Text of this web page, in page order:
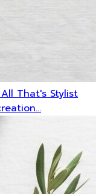
That's Stylist